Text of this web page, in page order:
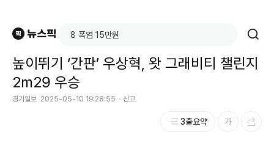
높이뛰기 ‘간판’ 우상혁, 왓 그래비티 챌린지
2m29 우승
경기일보 2025-05-10 19:28:55 신고
3줄요약